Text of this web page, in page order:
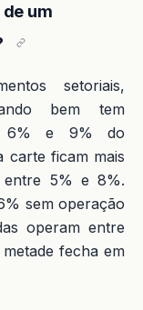
um
setoriais,
bem tem
6% e 9% do
carte ficam mais
entre 5% e 8%.
sem operação
operam entre
fecha em